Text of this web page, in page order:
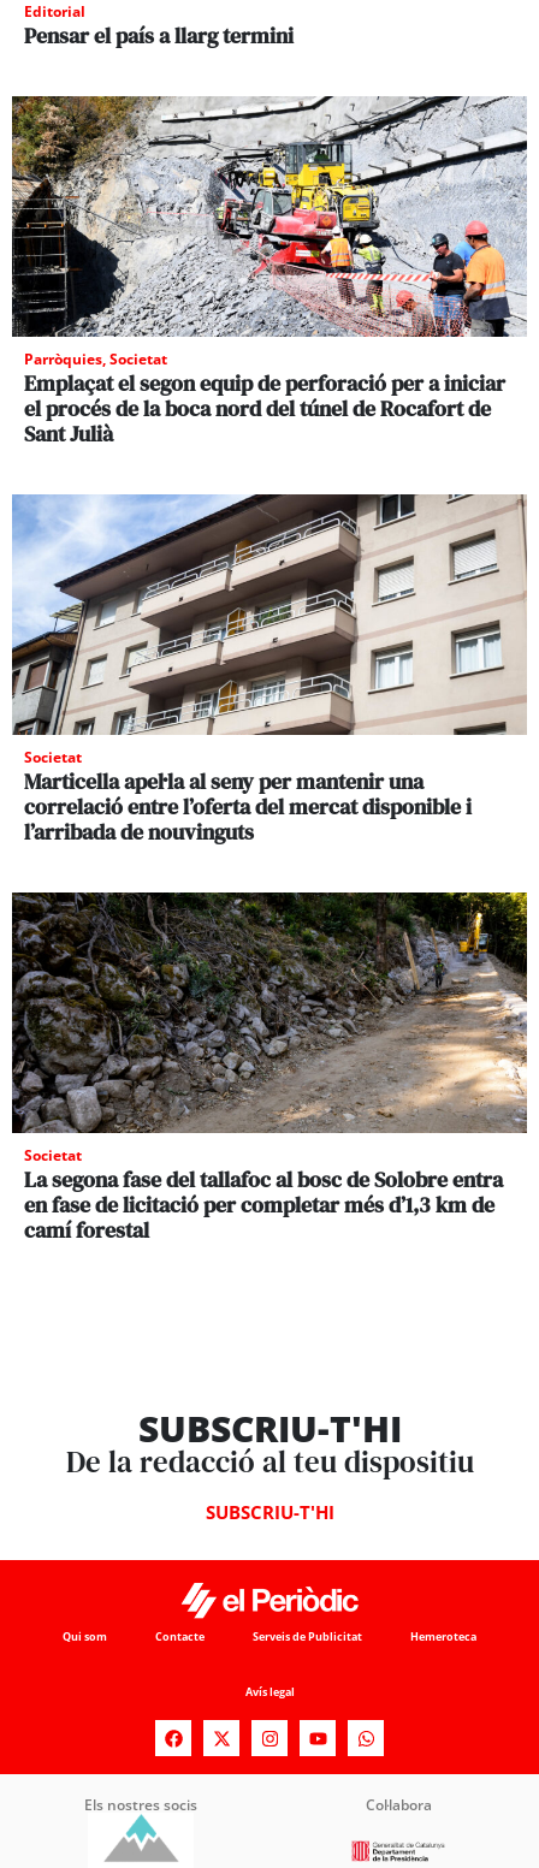
Editorial
Pensar el país a llarg termini
Parròquies,Societat
Emplaçat el segon equip de perforació per a iniciar
el procés de la boca nord del túnel de Rocafort de
Sant Julià
Societat
Marticella apel·la al seny per mantenir una
correlació entre l’oferta del mercat disponible i
l’arribada de nouvinguts
Societat
La segona fase del tallafoc al bosc de Solobre entra
en fase de licitació per completar més d’1,3 km de
camí forestal
SUBSCRIU-T'HI
De la redacció al teu dispositiu
SUBSCRIU-T'HI
Qui som Contacte Serveis de Publicitat Hemeroteca
Avís legal
Els nostres socis Col·labora